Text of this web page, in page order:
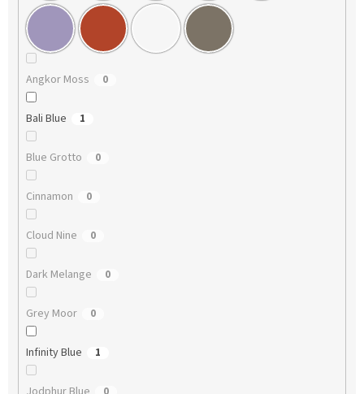
Angkor Moss 0
Bali Blue 1
Blue Grotto 0
Cinnamon 0
Cloud Nine 0
Dark Melange 0
Grey Moor 0
Infinity Blue 1